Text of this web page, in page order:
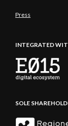
Press
INTEGRATED
SOLE